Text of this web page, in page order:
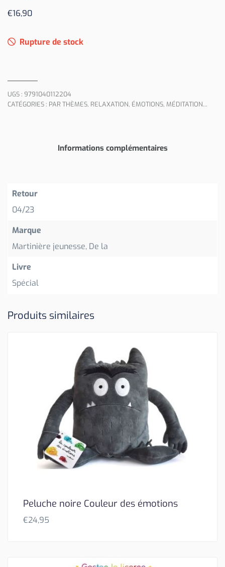
€16,90
Rupture de stock
UGS : 9791040112204
CATÉGORIES : PAR THÈMES, RELAXATION, ÉMOTIONS, MÉDITATION...
Informations complémentaires
Retour
04/23
Marque
Martinière jeunesse, De la
Livre
Spécial
Produits similaires
Peluche noire Couleur des émotions
€24,95